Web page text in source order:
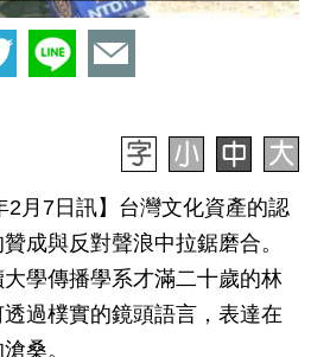
2月7日訊】台灣文化資產的認
成與反對聲浪中拉鋸磨合。
學傳播學系才滿二十歲的林
過樸實的鏡頭語言，表達在
桑。